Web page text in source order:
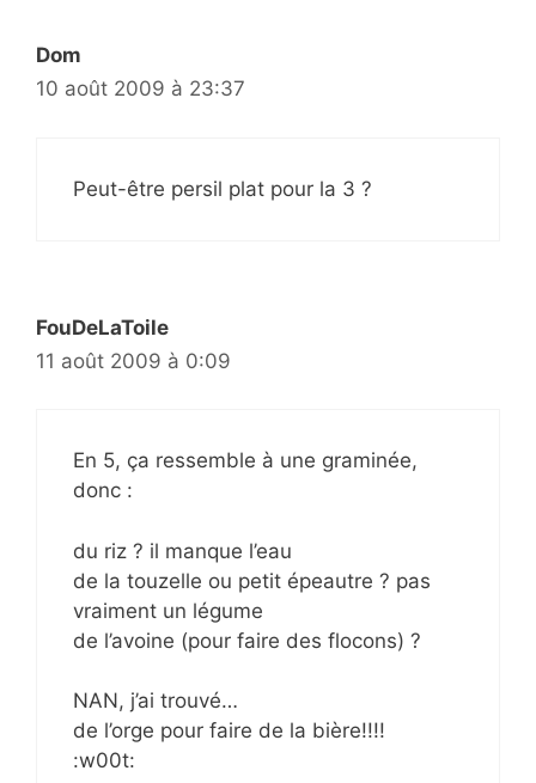
Dom
10 août 2009 à 23:37
Peut-être persil plat pour la 3 ?
FouDeLaToile
11 août 2009 à 0:09
En 5, ça ressemble à une graminée,
donc :
du riz ? il manque l’eau
de la touzelle ou petit épeautre ? pas
vraiment un légume
de l’avoine (pour faire des flocons) ?
NAN, j’ai trouvé…
de l’orge pour faire de la bière!!!!
:w00t: